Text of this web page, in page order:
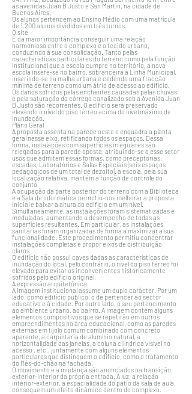
as avenidas Juan B Justo e San Martin, na cidade de
Buenos Aires.
Os alunos pertencem ao Ensino Médio com uma matrícula
de 1.200 alunos divididos em três turnos.
O site
É da maior importância conseguir uma relação
harmoniosa entre o complexo e o tecido urbano,
conduzindo à sua consolidação. Tanto pelas
características particulares do terreno como pela função
institucional que a escola cumpre no território, a nova
escola insere-se no bairro, sobranceira à Linha Municipal,
inserindo-se na malha urbana e cedendo uma fracção
mínima de terreno como um átrio de acesso ao edifício.
Os danos sofridos pelas enchentes causadas pelas chuvas
e pela saturação do córrego canalizado sob a Avenida Juan
B Justo são recorrentes. O edifício será preservado
elevando o nível do piso térreo acima do nível máximo de
inundação.
Plano Geral
A proposta assenta na parede oeste e enquadra a planta
geral nesse eixo, retificando todos os espaços. Dessa
forma, instalações com superfícies irregulares são
relegadas para a parede oposta, atribuindo-se a esse setor
usos que admitem essas formas, como preceptorias,
escadas, Laboratórios e Salas Especiais (seis espaços
pedagógicos de um total de dezoito). a escola, pela sua
localização relativa, mantém a função de controle do
conjunto.
A ocupação da parte posterior do terreno com a Biblioteca
e a Sala de Informática permitiu-nos melhorar a proposta
inicial e baixar a altura do edifício em um nível.
Simultaneamente, as instalações foram sistematizadas e
moduladas, aumentando o desempenho de todas as
superfícies resultantes. Em particular, as instalações
sanitárias foram organizadas de forma a maximizar a sua
funcionalidade. Este procedimento permitiu concentrar
instalações completas e propor eixos de distribuição
claros
O edifício não possui caves dadas as características de
inundação do local, pelo contrário, o nível do piso térreo foi
elevado para evitar os inconvenientes historicamente
sofridos pelo edifício original;
A expressão arquitetônica.
A imagem institucional assume um duplo carácter. Por um
lado, como edifício público, o de pertencer ao sector
educativo e à cidade. Por outro lado, o seu pertencimento
ao ambiente urbano, ao bairro. A imagem contém alguns
elementos compositivos que se repetirão em outros
empreendimentos na área educacional, como as paredes
externas em tijolo comum combinado com concreto
aparente, a carpintaria de alumínio natural, a
horizontalidade das janelas, a coluna cilíndrica visível no
acesso , etc., juntamente com alguns elementos
particulares que distinguem o edifício, como o tratamento
do Rés-do-chão na fachada.
O movimento e a mudança são anunciados na transição
exterior-interior da própria entrada. A luz, a relação
interior-exterior, a espacialidade do pátio da sala de aula,
conseguem um efeito dinâmico dentro do complexo.